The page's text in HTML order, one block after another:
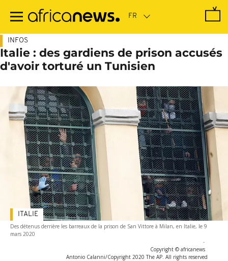
contenu
INFOS
Italie : des gardiens de prison accusés
d'avoir torturé un Tunisien
Des détenus derrière les barreaux de la prison de San Vittore à Milan, en Italie, le 9
mars 2020
-
Copyright © africanews
Antonio Calanni/Copyright 2020 The AP. All rights reserved
ITALIE